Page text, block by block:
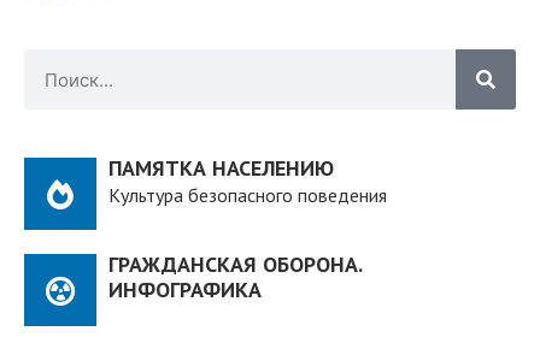
ПАМЯТКА НАСЕЛЕНИЮ
Культура безопасного поведения
ГРАЖДАНСКАЯ ОБОРОНА.
ИНФОГРАФИКА